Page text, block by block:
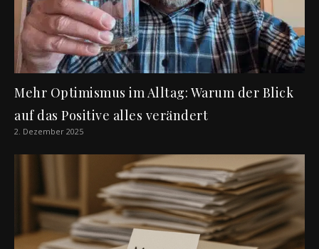
Mehr Optimismus im Alltag: Warum der Blick
auf das Positive alles verändert
2. Dezember 2025